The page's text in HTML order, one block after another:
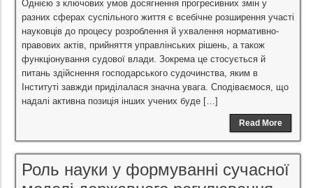
Однією з ключових умов досягнення прогресивних змін у
разних сферах суспільного життя є всебічне розширення участі
науковців до процесу розроблення й ухвалення нормативно-
правових актів, прийняття управлінських рішень, а також
функціонування судової влади. Зокрема це стосується й
питань здійснення господарського судочинства, яким в
Інституті завжди приділалася значна увага. Сподіваємося, що
надалі активна позиція інших учених буде […]
Read More
Роль науки у формуванні сучасної